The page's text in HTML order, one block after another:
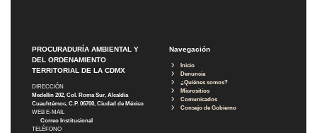
PROCURADURÍA AMBIENTAL Y
DEL ORDENAMIENTO
TERRITORIAL DE LA CDMX
DIRECCIÓN
Medellín 202, Col. Roma Sur, Alcaldía
Cuauhtémoc, C.P. 06700, Ciudad de México
WEB E-MAIL
Correo Institucional
TELÉFONO
Navegación
Inicio
Denuncia
¿Quiénes somos?
Micrositios
Comunicados
Consejo de Gobierno